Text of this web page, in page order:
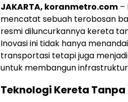
JAKARTA, koranmetro.com –
mencatat sebuah terobosan
resmi diluncurkannya kereta
Inovasi ini tidak hanya
transportasi tetapi juga
untuk membangun infrastruktur
Teknologi Kereta Tanpa